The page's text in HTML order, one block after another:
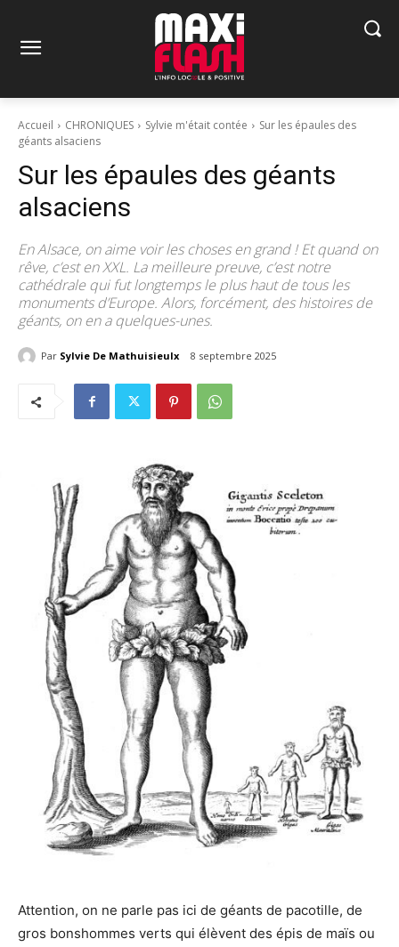
Accueil CHRONIQUES Sylvie m'était contée
Sur les épaules des
géants alsaciens
Sur les épaules des géants
alsaciens
En Alsace, on aime voir les choses en grand ! Et quand on
rêve, c’est en XXL. La meilleure preuve, c’est notre
cathédrale qui fut longtemps le plus haut de tous les
monuments d’Europe. Alors, forcément, des histoires de
géants, on en a quelques-unes.
Par Sylvie De Mathuisieulx 8 septembre 2025
Attention, on ne parle pas ici de géants de pacotille, de
gros bonshommes verts qui élèvent des épis de maïs ou